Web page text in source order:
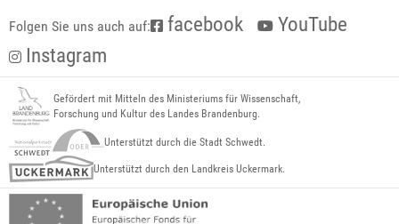
Folgen Sie uns auch auf: facebook
YouTube
Instagram
Gefördert mit Mitteln des Ministeriums für Wissenschaft,
Forschung und Kultur des Landes Brandenburg.
Unterstützt durch die Stadt Schwedt.
Unterstützt durch den Landkreis Uckermark.